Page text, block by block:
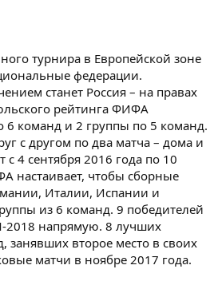
турнира в Европейской зоне
федерации.
станет Россия – на правах
рейтинга ФИФА
6 команд и 2 группы по 5 команд.
с другом по два матча – дома и
с 4 сентября 2016 года по 10
настаивает, чтобы сборные
Италии, Испании и
из 6 команд. 9 победителей
2018 напрямую. 8 лучших
занявших второе место в своих
матчи в ноябре 2017 года.